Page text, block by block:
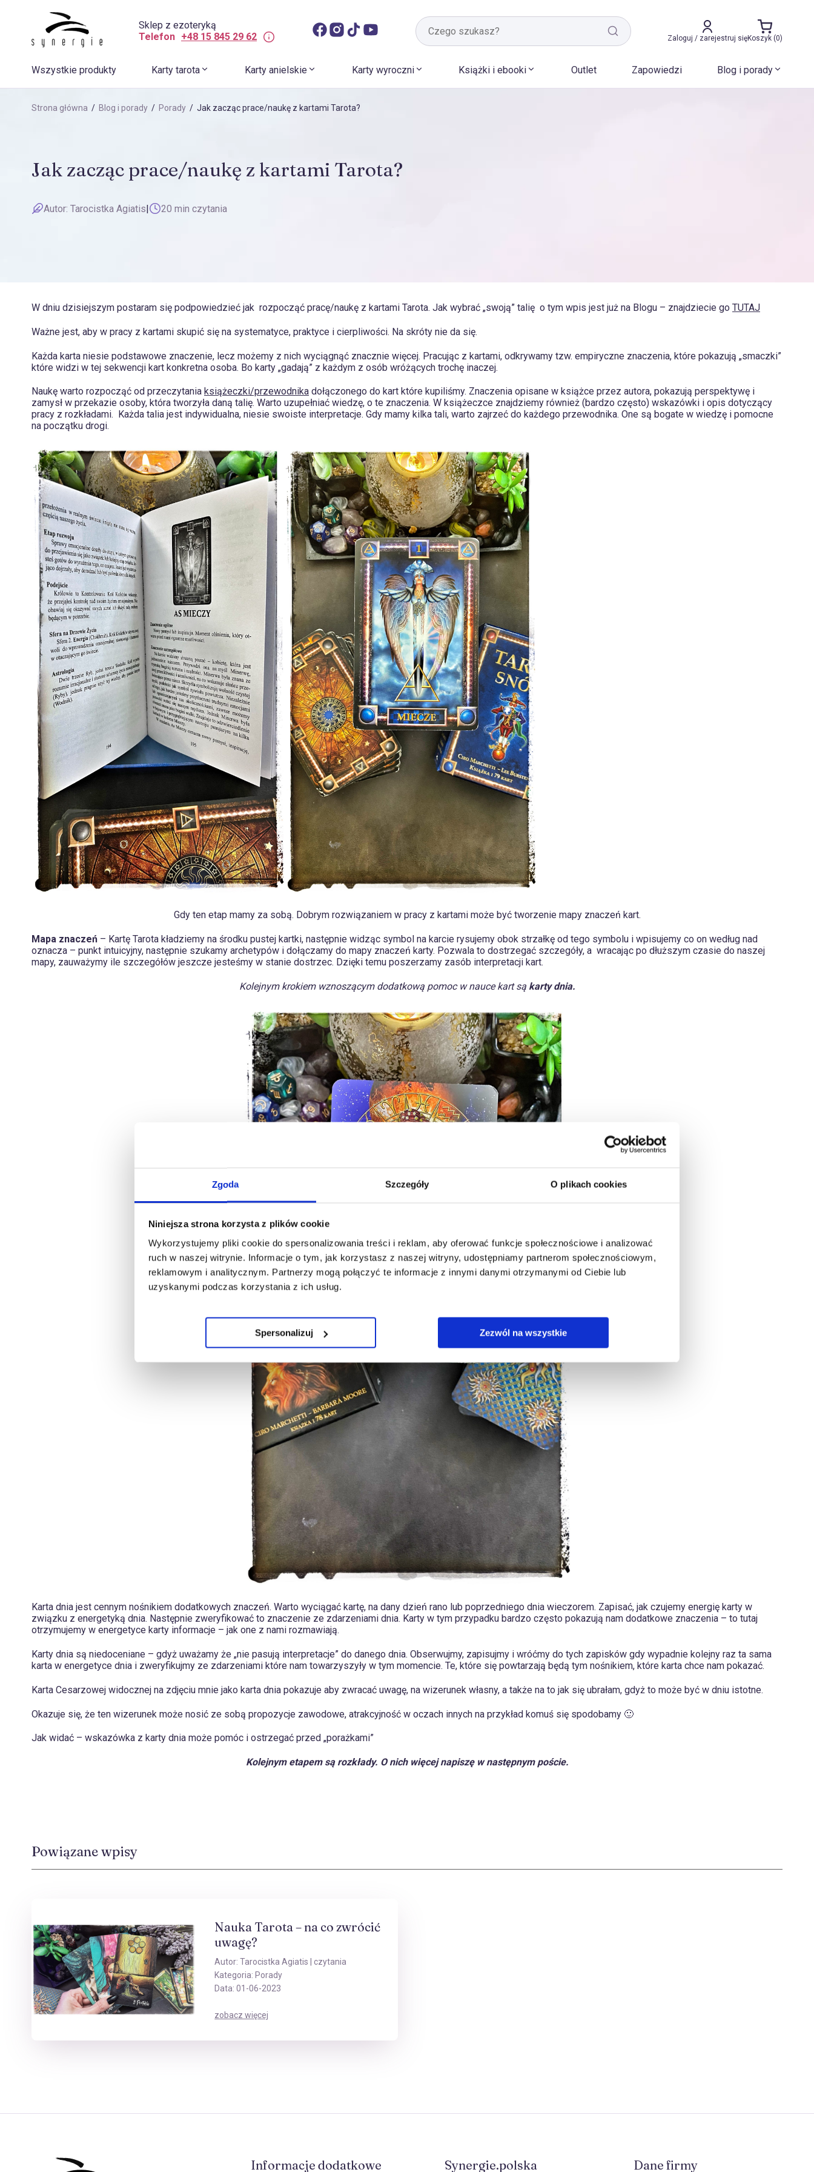
Zgoda Szczegóły O plikach cookies
Niniejsza strona korzysta z plików cookie
Wykorzystujemy pliki cookie do spersonalizowania treści i reklam, aby oferować funkcje społecznościowe i analizować
ruch w naszej witrynie. Informacje o tym, jak korzystasz z naszej witryny, udostępniamy partnerom społecznościowym,
reklamowym i analitycznym. Partnerzy mogą połączyć te informacje z innymi danymi otrzymanymi od Ciebie lub
uzyskanymi podczas korzystania z ich usług.
Spersonalizuj Zezwól na wszystkie
Sklep z ezoteryką
Telefon +48 15 845 29 62 Zaloguj / zarejestruj sięKoszyk (0)
Wszystkie produkty Karty tarota Karty anielskie Karty wyroczni Książki i ebooki Outlet Zapowiedzi Blog i porady
Strona główna / Blog i porady / Porady / Jak zacząc prace/naukę z kartami Tarota?
Jak zacząc prace/naukę z kartami Tarota?
Autor: Tarocistka Agiatis| 20 min czytania
W dniu dzisiejszym postaram się podpowiedzieć jak rozpocząć pracę/naukę z kartami Tarota. Jak wybrać „swoją” talię o tym wpis jest już na Blogu – znajdziecie go TUTAJ
Ważne jest, aby w pracy z kartami skupić się na systematyce, praktyce i cierpliwości. Na skróty nie da się.
Każda karta niesie podstawowe znaczenie, lecz możemy z nich wyciągnąć znacznie więcej. Pracując z kartami, odkrywamy tzw. empiryczne znaczenia, które pokazują „smaczki”
które widzi w tej sekwencji kart konkretna osoba. Bo karty „gadają” z każdym z osób wróżących trochę inaczej.
Naukę warto rozpocząć od przeczytania książeczki/przewodnika dołączonego do kart które kupiliśmy. Znaczenia opisane w książce przez autora, pokazują perspektywę i
zamysł w przekazie osoby, która tworzyła daną talię. Warto uzupełniać wiedzę, o te znaczenia. W książeczce znajdziemy również (bardzo często) wskazówki i opis dotyczący
pracy z rozkładami. Każda talia jest indywidualna, niesie swoiste interpretacje. Gdy mamy kilka tali, warto zajrzeć do każdego przewodnika. One są bogate w wiedzę i pomocne
na początku drogi.
Gdy ten etap mamy za sobą. Dobrym rozwiązaniem w pracy z kartami może być tworzenie mapy znaczeń kart.
Mapa znaczeń – Kartę Tarota kładziemy na środku pustej kartki, następnie widząc symbol na karcie rysujemy obok strzałkę od tego symbolu i wpisujemy co on według nad
oznacza – punkt intuicyjny, następnie szukamy archetypów i dołączamy do mapy znaczeń karty. Pozwala to dostrzegać szczegóły, a wracając po dłuższym czasie do naszej
mapy, zauważymy ile szczegółów jeszcze jesteśmy w stanie dostrzec. Dzięki temu poszerzamy zasób interpretacji kart.
Kolejnym krokiem wznoszącym dodatkową pomoc w nauce kart są karty dnia.
Karta dnia jest cennym nośnikiem dodatkowych znaczeń. Warto wyciągać kartę, na dany dzień rano lub poprzedniego dnia wieczorem. Zapisać, jak czujemy energię karty w
związku z energetyką dnia. Następnie zweryfikować to znaczenie ze zdarzeniami dnia. Karty w tym przypadku bardzo często pokazują nam dodatkowe znaczenia – to tutaj
otrzymujemy w energetyce karty informacje – jak one z nami rozmawiają.
Karty dnia są niedoceniane – gdyż uważamy że „nie pasują interpretacje” do danego dnia. Obserwujmy, zapisujmy i wróćmy do tych zapisków gdy wypadnie kolejny raz ta sama
karta w energetyce dnia i zweryfikujmy ze zdarzeniami które nam towarzyszyły w tym momencie. Te, które się powtarzają będą tym nośnikiem, które karta chce nam pokazać.
Karta Cesarzowej widocznej na zdjęciu mnie jako karta dnia pokazuje aby zwracać uwagę, na wizerunek własny, a także na to jak się ubrałam, gdyż to może być w dniu istotne.
Okazuje się, że ten wizerunek może nosić ze sobą propozycje zawodowe, atrakcyjność w oczach innych na przykład komuś się spodobamy 🙂
Jak widać – wskazówka z karty dnia może pomóc i ostrzegać przed „porażkami”
Kolejnym etapem są rozkłady. O nich więcej napiszę w następnym poście.
Powiązane wpisy
Nauka Tarota – na co zwrócić
uwagę?
Autor:Tarocistka Agiatis | czytania
Kategoria: Porady
Data: 01-06-2023
zobacz więcej
Informacje dodatkowe Synergie.polska Dane firmy